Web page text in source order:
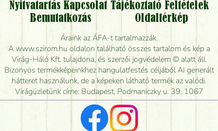
Vidékre is lehet rendelni?
Meddig rendelhetek virágküldést úgy, hogy még ma
kiszállítsák?
Mennyire gyorsan tudják elkészíteni a csokrot, és
mikor tudják leghamarabb kiszállítani?
Vörös rózsát keresek, van önöknél?
Milyen visszajelzést kapok a virágküldésről?
Nyitvatartás Kapcsolat Tájékoztató Feltételek
Bemutatkozás
Oldaltérkép
Áraink az ÁFA-t tartalmazzák.
A www.szirom.hu oldalon található összes tartalom és kép a
Virág-Háló Kft. tulajdona, és szerzői jogvédelem © alatt áll.
Bizonyos termékképeinkhez hangulatfestés céljából AI generált
hátteret használunk, de a képeken látható termék az valódi.
Virágüzletünk címe: Budapest, Podmaniczky u. 39. 1067